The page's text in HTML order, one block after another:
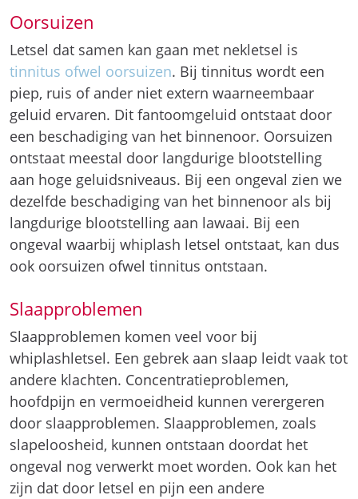
Oorsuizen
Letsel dat samen kan gaan met nekletsel is
tinnitus ofwel oorsuizen. Bij tinnitus wordt een
piep, ruis of ander niet extern waarneembaar
geluid ervaren. Dit fantoomgeluid ontstaat door
een beschadiging van het binnenoor. Oorsuizen
ontstaat meestal door langdurige blootstelling
aan hoge geluidsniveaus. Bij een ongeval zien we
dezelfde beschadiging van het binnenoor als bij
langdurige blootstelling aan lawaai. Bij een
ongeval waarbij whiplash letsel ontstaat, kan dus
ook oorsuizen ofwel tinnitus ontstaan.
Slaapproblemen
Slaapproblemen komen veel voor bij
whiplashletsel. Een gebrek aan slaap leidt vaak tot
andere klachten. Concentratieproblemen,
hoofdpijn en vermoeidheid kunnen verergeren
door slaapproblemen. Slaapproblemen, zoals
slapeloosheid, kunnen ontstaan doordat het
ongeval nog verwerkt moet worden. Ook kan het
zijn dat door letsel en pijn een andere